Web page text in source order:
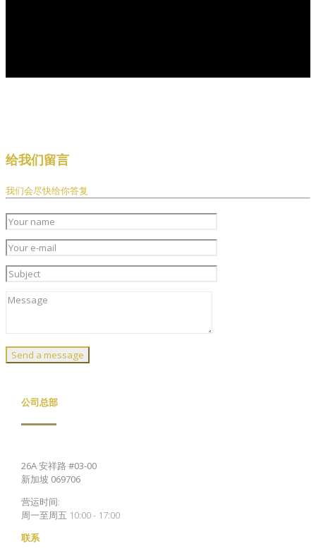
给我们留言
我们会尽快给你答复
公司总部
26A 安祥路 #03-00
新加坡 069706
营运时间:
周一至周五 10:00 - 17:00
联系